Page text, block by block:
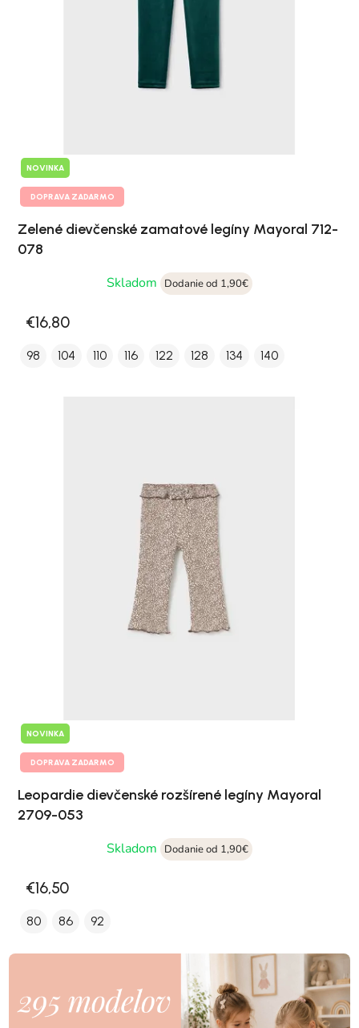
NOVINKA
DOPRAVA ZADARMO
Zelené dievčenské zamatové legíny Mayoral 712-
078
Skladom
Dodanie od 1,90€
€16,80
98 104 110 116 122 128 134 140
NOVINKA
DOPRAVA ZADARMO
Leopardie dievčenské rozšírené legíny Mayoral
2709-053
Skladom
Dodanie od 1,90€
€16,50
80 86 92